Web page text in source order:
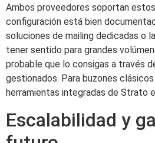
Ambos proveedores soportan
configuración está bien
soluciones de mailing dedicadas o
tener sentido para grandes
probable que lo consigas a través
gestionados. Para buzones
herramientas integradas de Strato
Escalabilidad y